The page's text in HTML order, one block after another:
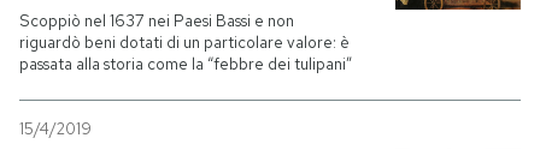
Entra
Scoppiò nel 1637 nei Paesi Bassi e non
riguardò beni dotati di un particolare valore: è
passata alla storia come la “febbre dei tulipani”
15/4/2019